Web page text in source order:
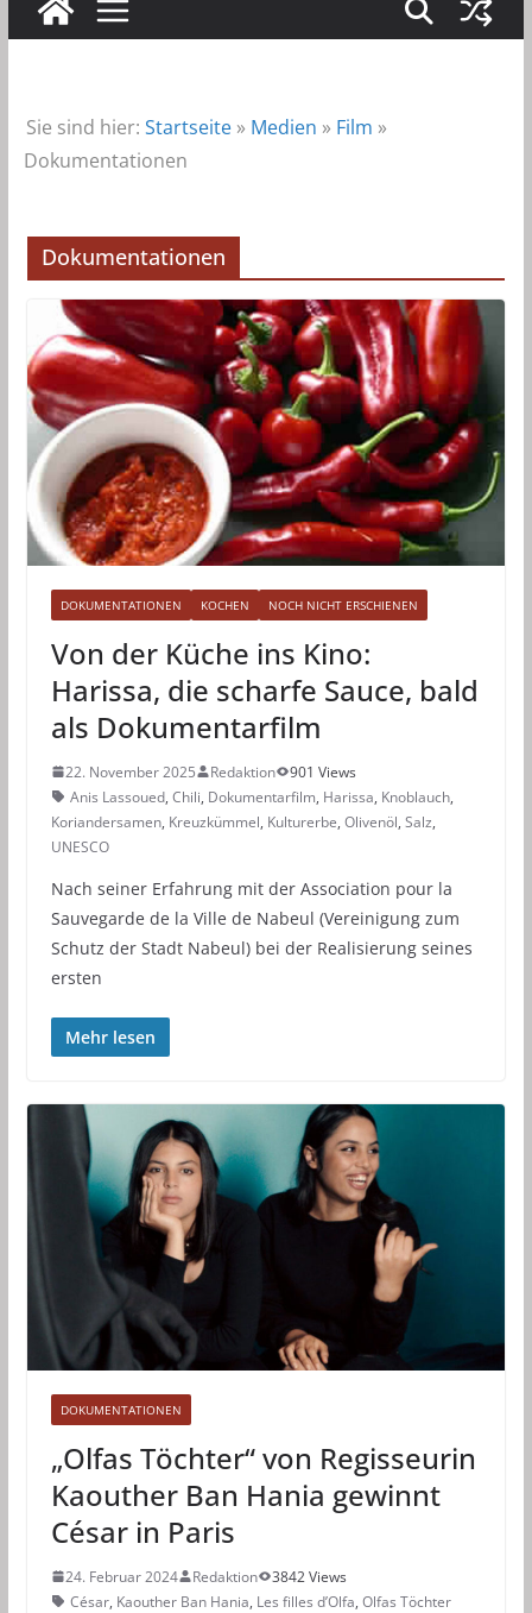
Sie sind hier: Startseite» Medien » Film »
Dokumentationen
Dokumentationen
DOKUMENTATIONEN KOCHEN NOCH NICHT ERSCHIENEN
Von der Küche ins Kino:
Harissa, die scharfe Sauce, bald
als Dokumentarfilm
22. November 2025 Redaktion
901 Views
Anis Lassoued, Chili, Dokumentarfilm, Harissa, Knoblauch,
Koriandersamen, Kreuzkümmel, Kulturerbe, Olivenöl, Salz,
UNESCO
Nach seiner Erfahrung mit der Association pour la
Sauvegarde de la Ville de Nabeul (Vereinigung zum
Schutz der Stadt Nabeul) bei der Realisierung seines
ersten
Mehr lesen
DOKUMENTATIONEN
„Olfas Töchter“ von Regisseurin
Kaouther Ban Hania gewinnt
César in Paris
24. Februar 2024 Redaktion
3842 Views
César, Kaouther Ban Hania, Les filles d’Olfa, Olfas Töchter